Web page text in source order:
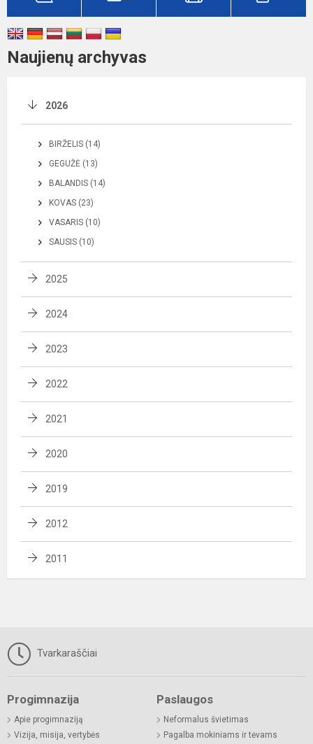
Naujienų archyvas
2026
BIRŽELIS (14)
GEGUŽĖ (13)
BALANDIS (14)
KOVAS (23)
VASARIS (10)
SAUSIS (10)
2025
2024
2023
2022
2021
2020
2019
2012
2011
Tvarkaraščiai
Progimnazija
Apie progimnaziją
Vizija, misija, vertybės
Paslaugos
Neformalus švietimas
Pagalba mokiniams ir tėvams